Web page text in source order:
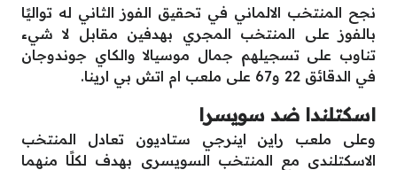
نجح المنتخب الالماني في تحقيق الفوز الثاني له تواليًا
بالفوز على المنتخب المجري بهدفين مقابل لا شيء
تناوب على تسجيلهم جمال موسيالا والكاي جوندوجان
في الدقائق 22 و67 على ملعب ام اتش بي ارينا.
اسكتلندا ضد سويسرا
وعلى ملعب راين اينرجي ستاديون تعادل المنتخب
الاسكتلندي مع المنتخب السويسري بهدف لكلًا منهما